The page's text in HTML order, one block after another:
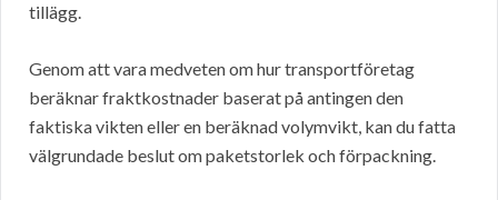
tillägg.
Genom att vara medveten om hur transportföretag
beräknar fraktkostnader baserat på antingen den
faktiska vikten eller en beräknad volymvikt, kan du fatta
välgrundade beslut om paketstorlek och förpackning.